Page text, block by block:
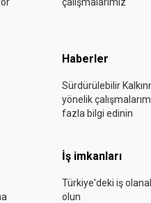
Haberler
Sürdürülebilir
yönelik
fazla bilgi edinin
İş imkanları
Türkiye'deki iş
olun